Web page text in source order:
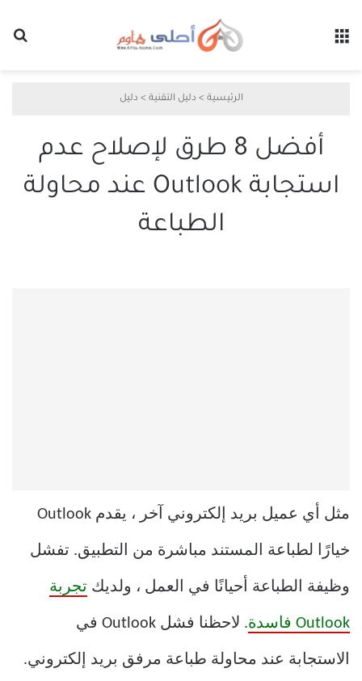
الرئيسية > دليل التقنية > دليل
أفضل 8 طرق لإصلاح عدم
استجابة Outlook عند محاولة
الطباعة
مثل أي عميل بريد إلكتروني آخر ، يقدم Outlook
خيارًا لطباعة المستند مباشرة من التطبيق. تفشل
وظيفة الطباعة أحيانًا في العمل ، ولديك تجربة
Outlook فاسدة . لاحظنا فشل Outlook في
الاستجابة عند محاولة طباعة مرفق بريد إلكتروني.